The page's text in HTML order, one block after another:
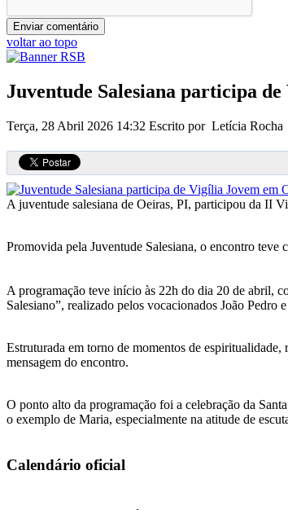
voltar ao topo
Juventude Salesiana participa
Terça, 28 Abril 2026 14:32 Escrito por Letícia Rocha
A juventude salesiana de Oeiras, PI, participou da II
Promovida pela Juventude Salesiana, o encontro teve
A programação teve início às 22h do dia 20 de abril,
Salesiano”, realizado pelos vocacionados João Pedro
Estruturada em torno de momentos de
mensagem do encontro.
O ponto alto da programação foi a celebração da
o exemplo de Maria, especialmente na atitude de
Calendário oficial